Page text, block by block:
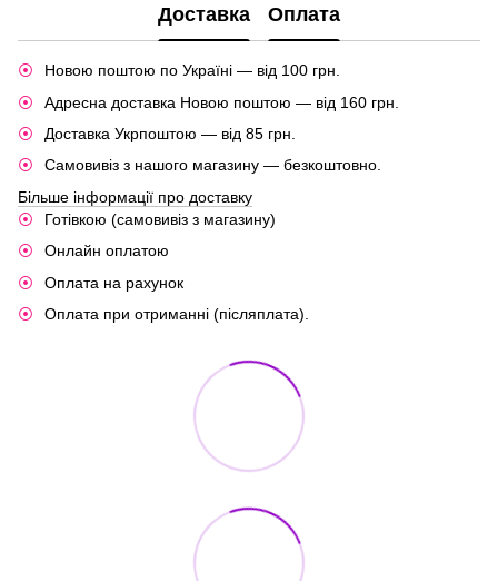
Доставка Оплата
Новою поштою по Україні — від 100 грн.
Адресна доставка Новою поштою — від 160 грн.
Доставка Укрпоштою — від 85 грн.
Самовивіз з нашого магазину — безкоштовно.
Більше інформації про доставку
Готівкою (самовивіз з магазину)
Онлайн оплатою
Оплата на рахунок
Оплата при отриманні (післяплата).